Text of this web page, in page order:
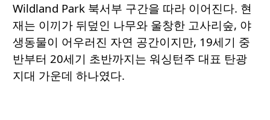
Wildland Park 북서부 구간을 따라 이어진다. 현
재는 이끼가 뒤덮인 나무와 울창한 고사리숲, 야
생동물이 어우러진 자연 공간이지만, 19세기 중
반부터 20세기 초반까지는 워싱턴주 대표 탄광
지대 가운데 하나였다.